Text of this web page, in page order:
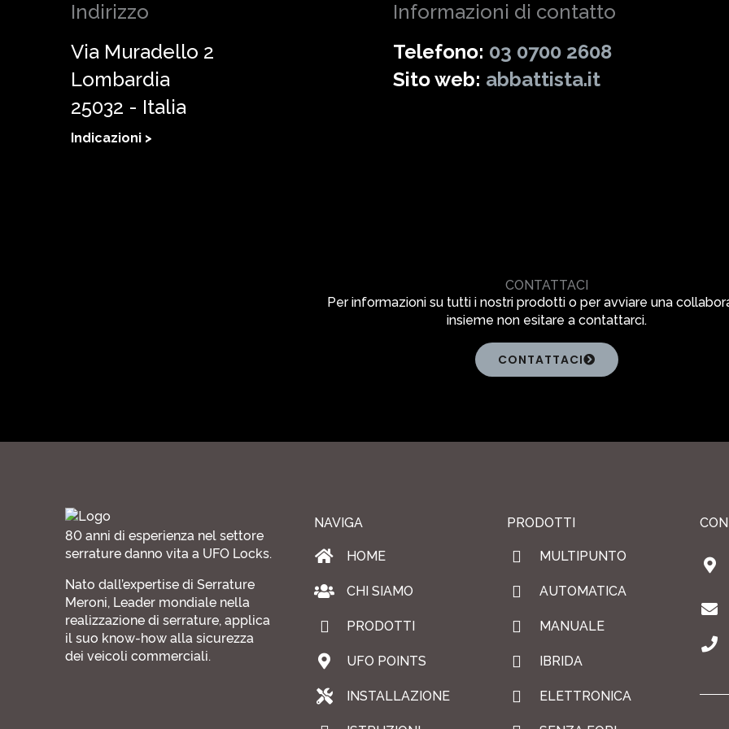
Indirizzo
Via Muradello 2
Lombardia
25032 - Italia
Indicazioni >
Informazioni di contatto
Telefono: 03 0700 2608
Sito web: abbattista.it
CONTATTACI
Per informazioni su tutti i nostri prodotti o per avviare una
insieme non esitare a contattarci.
CONTATTACI
80 anni di esperienza nel settore
serrature danno vita a UFO Locks.
Nato dall’expertise di Serrature
Meroni, Leader mondiale nella
realizzazione di serrature, applica
il suo know-how alla sicurezza
dei veicoli commerciali.
NAVIGA
HOME
CHI SIAMO
PRODOTTI
UFO POINTS
INSTALLAZIONE
PRODOTTI
MULTIPUNTO
AUTOMATICA
MANUALE
IBRIDA
ELETTRONICA